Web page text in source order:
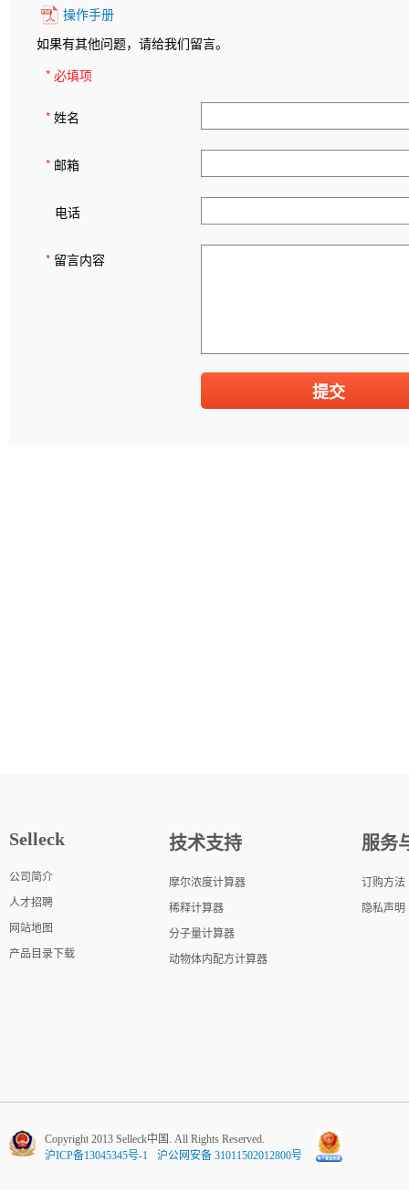
操作手册
如果有其他问题，请给我们留言。
* 必填项
* 姓名
* 邮箱
电话
* 留言内容
Selleck
公司简介
人才招聘
网站地图
产品目录下载
技术支持
摩尔浓度计算器
稀释计算器
分子量计算器
动物体内配方计算器
服务
订购方法
隐私声明
Copyright 2013 Selleck中国. All Rights Reserved.
沪ICP备13045345号-1
沪公网安备 31011502012800号